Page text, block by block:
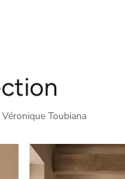
Toubiana